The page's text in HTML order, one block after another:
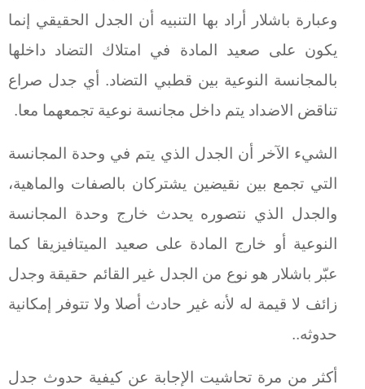
وعبارة باشلار أراد بها التنبيه أن الجدل الحقيقي إنما
يكون على صعيد المادة في امتلاك التضاد داخلها
بالمجانسة النوعية بين قطبي التضاد. أي جدل صراع
تناقض الاضداد يتم داخل مجانسة نوعية تجمعهما معا.
الشيء الآخر أن الجدل الذي يتم في وحدة المجانسة
التي تجمع بين نقيضين يشتركان بالصفات والماهية،
والجدل الذي نتصوره يحدث خارج وحدة المجانسة
النوعية أو خارج المادة على صعيد الميتافيزيقا كما
عبّر باشلار هو نوع من الجدل غير القائم حقيقة وجدل
زائف لا قيمة له لأنه غير حادث أصلا ولا تتوفر إمكانية
حدوثه..
أكثر من مرة تحاشيت الإجابة عن كيفية حدوث جدل